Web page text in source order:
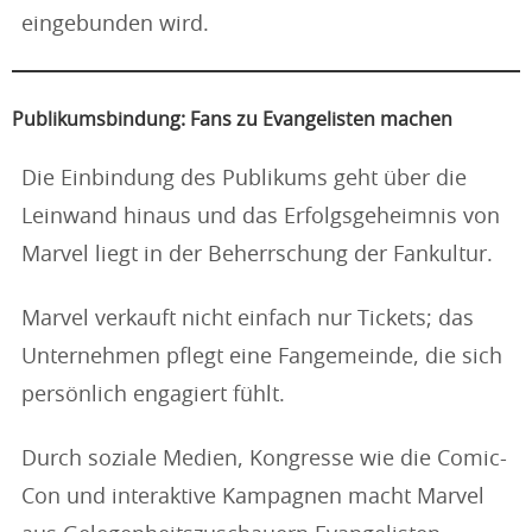
eingebunden wird.
Publikumsbindung: Fans zu Evangelisten machen
Die Einbindung des Publikums geht über die
Leinwand hinaus und das Erfolgsgeheimnis von
Marvel liegt in der Beherrschung der Fankultur.
Marvel verkauft nicht einfach nur Tickets; das
Unternehmen pflegt eine Fangemeinde, die sich
persönlich engagiert fühlt.
Durch soziale Medien, Kongresse wie die Comic-
Con und interaktive Kampagnen macht Marvel